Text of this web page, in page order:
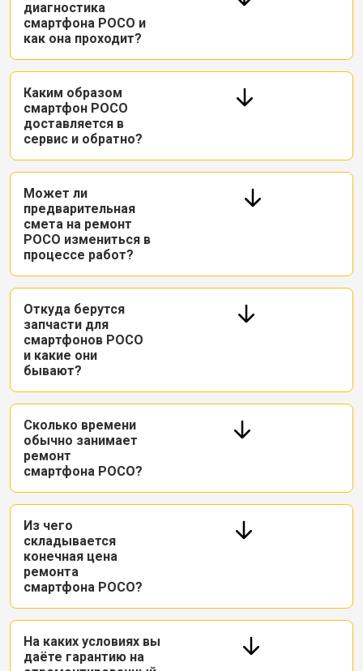
диагностика
смартфона POCO и
как она проходит?
Каким образом
смартфон POCO
доставляется в
сервис и обратно?
Может ли
предварительная
смета на ремонт
POCO измениться в
процессе работ?
Откуда берутся
запчасти для
смартфонов POCO
и какие они
бывают?
Сколько времени
обычно занимает
ремонт
смартфона POCO?
Из чего
складывается
конечная цена
ремонта
смартфона POCO?
На каких условиях вы
даёте гарантию на